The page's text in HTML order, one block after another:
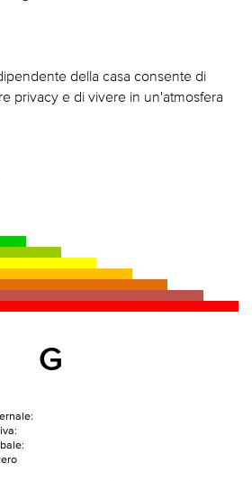
della casa consente di
privacy e di vivere in un'atmosfera
G